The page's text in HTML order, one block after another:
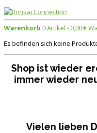
Warenkorb 0 Artikel -0,00€
Es befinden sich keine
Shop ist wieder
immer wieder
Vielen lieben